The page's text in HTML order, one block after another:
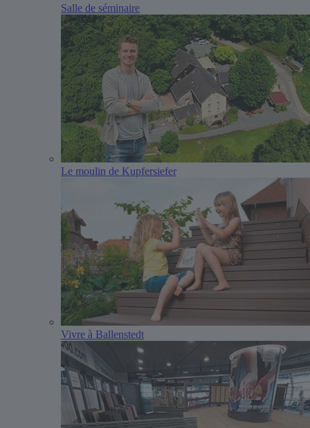
Salle de séminaire
Le moulin de Kupfersiefer
Vivre à Ballenstedt